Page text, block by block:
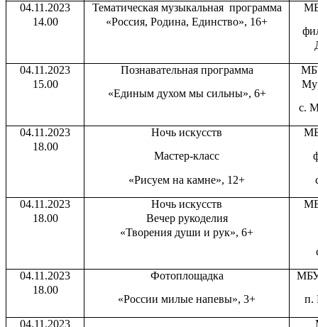
04.11.2023
14.00
Тематическая музыкальная программа
«Россия, Родина, Единство», 16+
04.11.2023
15.00
Познавательная программа
«Единым духом мы сильны», 6+
с.
04.11.2023
18.00
Ночь искусств
Мастер-класс
«Рисуем на камне», 12+
04.11.2023
18.00
Ночь искусств
Вечер рукоделия
«Творения души и рук», 6+
04.11.2023
18.00
Фотоплощадка
«России милые напевы», 3+
МБУ
п.
04.11.2023